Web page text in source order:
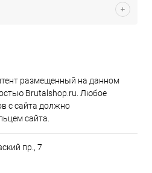
размещенный на данном
Brutalshop.ru. Любое
с сайта должно
сайта.
пр., 7